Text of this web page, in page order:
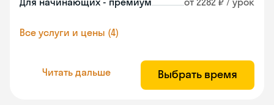
Все услуги и цены (4)
Читать дальше Выбрать время